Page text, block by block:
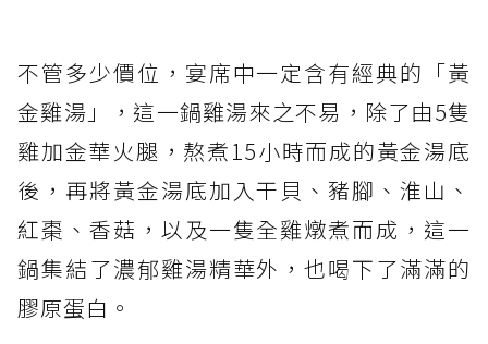
不管多少價位，宴席中一定含有經典的「黃
金雞湯」，這一鍋雞湯來之不易，除了由5隻
雞加金華火腿，熬煮15小時而成的黃金湯底
後，再將黃金湯底加入干貝、豬腳、淮山、
紅棗、香菇，以及一隻全雞燉煮而成，這一
鍋集結了濃郁雞湯精華外，也喝下了滿滿的
膠原蛋白。